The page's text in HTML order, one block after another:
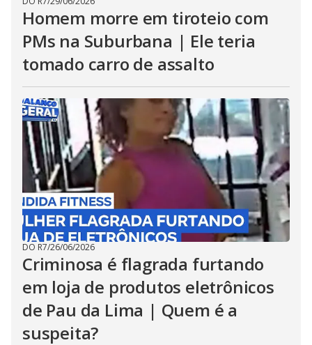
Homem morre em tiroteio com
PMs na Suburbana | Ele teria
tomado carro de assalto
DO R7/26/06/2026
Criminosa é flagrada furtando
em loja de produtos eletrônicos
de Pau da Lima | Quem é a
suspeita?